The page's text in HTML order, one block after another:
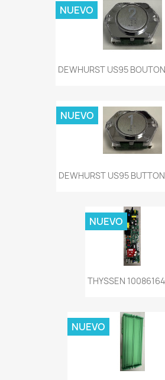
DEWHURST US95
NUEVO
DEWHURST US95
NUEVO
THYSSEN
NUEVO
NUEVO